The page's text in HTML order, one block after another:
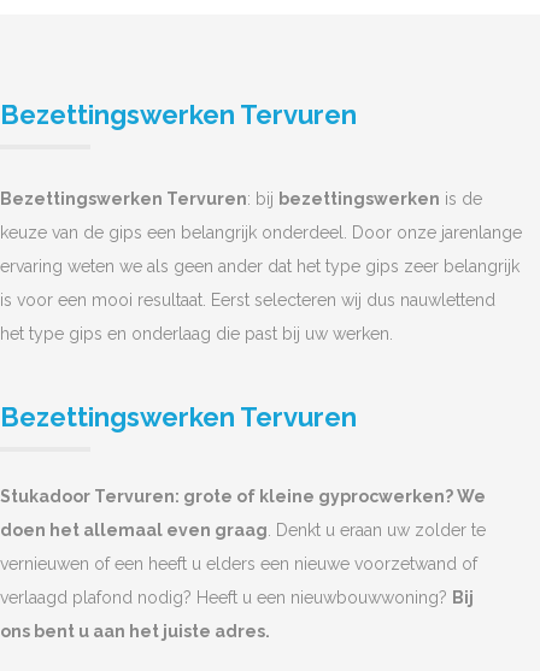
Bezettingswerken Tervuren
Bezettingswerken Tervuren: bij bezettingswerken is de
keuze van de gips een belangrijk onderdeel. Door onze jarenlange
ervaring weten we als geen ander dat het type gips zeer belangrijk
is voor een mooi resultaat. Eerst selecteren wij dus nauwlettend
het type gips en onderlaag die past bij uw werken.
Bezettingswerken Tervuren
Stukadoor Tervuren: grote of kleine gyprocwerken? We
doen het allemaal even graag. Denkt u eraan uw zolder te
vernieuwen of een heeft u elders een nieuwe voorzetwand of
verlaagd plafond nodig? Heeft u een nieuwbouwwoning? Bij
ons bent u aan het juiste adres.